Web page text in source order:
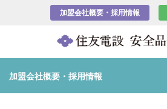
加盟会社概要・採用情報
加盟会社概要・採用情報